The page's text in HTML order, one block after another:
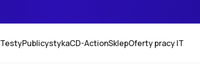
TestyPublicystykaCD-ActionSklepOferty pracy IT